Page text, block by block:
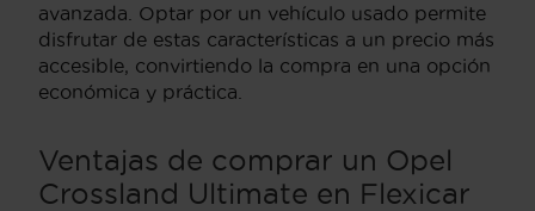
avanzada. Optar por un vehículo usado permite
disfrutar de estas características a un precio más
accesible, convirtiendo la compra en una opción
económica y práctica.
Ventajas de comprar un Opel
Crossland Ultimate en Flexicar